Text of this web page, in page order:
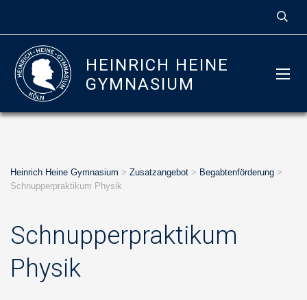
HEINRICH HEINE
GYMNASIUM
Heinrich Heine Gymnasium > Zusatzangebot > Begabtenförderung >
Schnupperpraktikum Physik
Schnupperpraktikum
Physik